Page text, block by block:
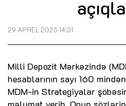
29 APREL 2025 14:31
Milli Depozit Mərkəzində
hesablarının sayı 160
MDM-in Strategiyalar